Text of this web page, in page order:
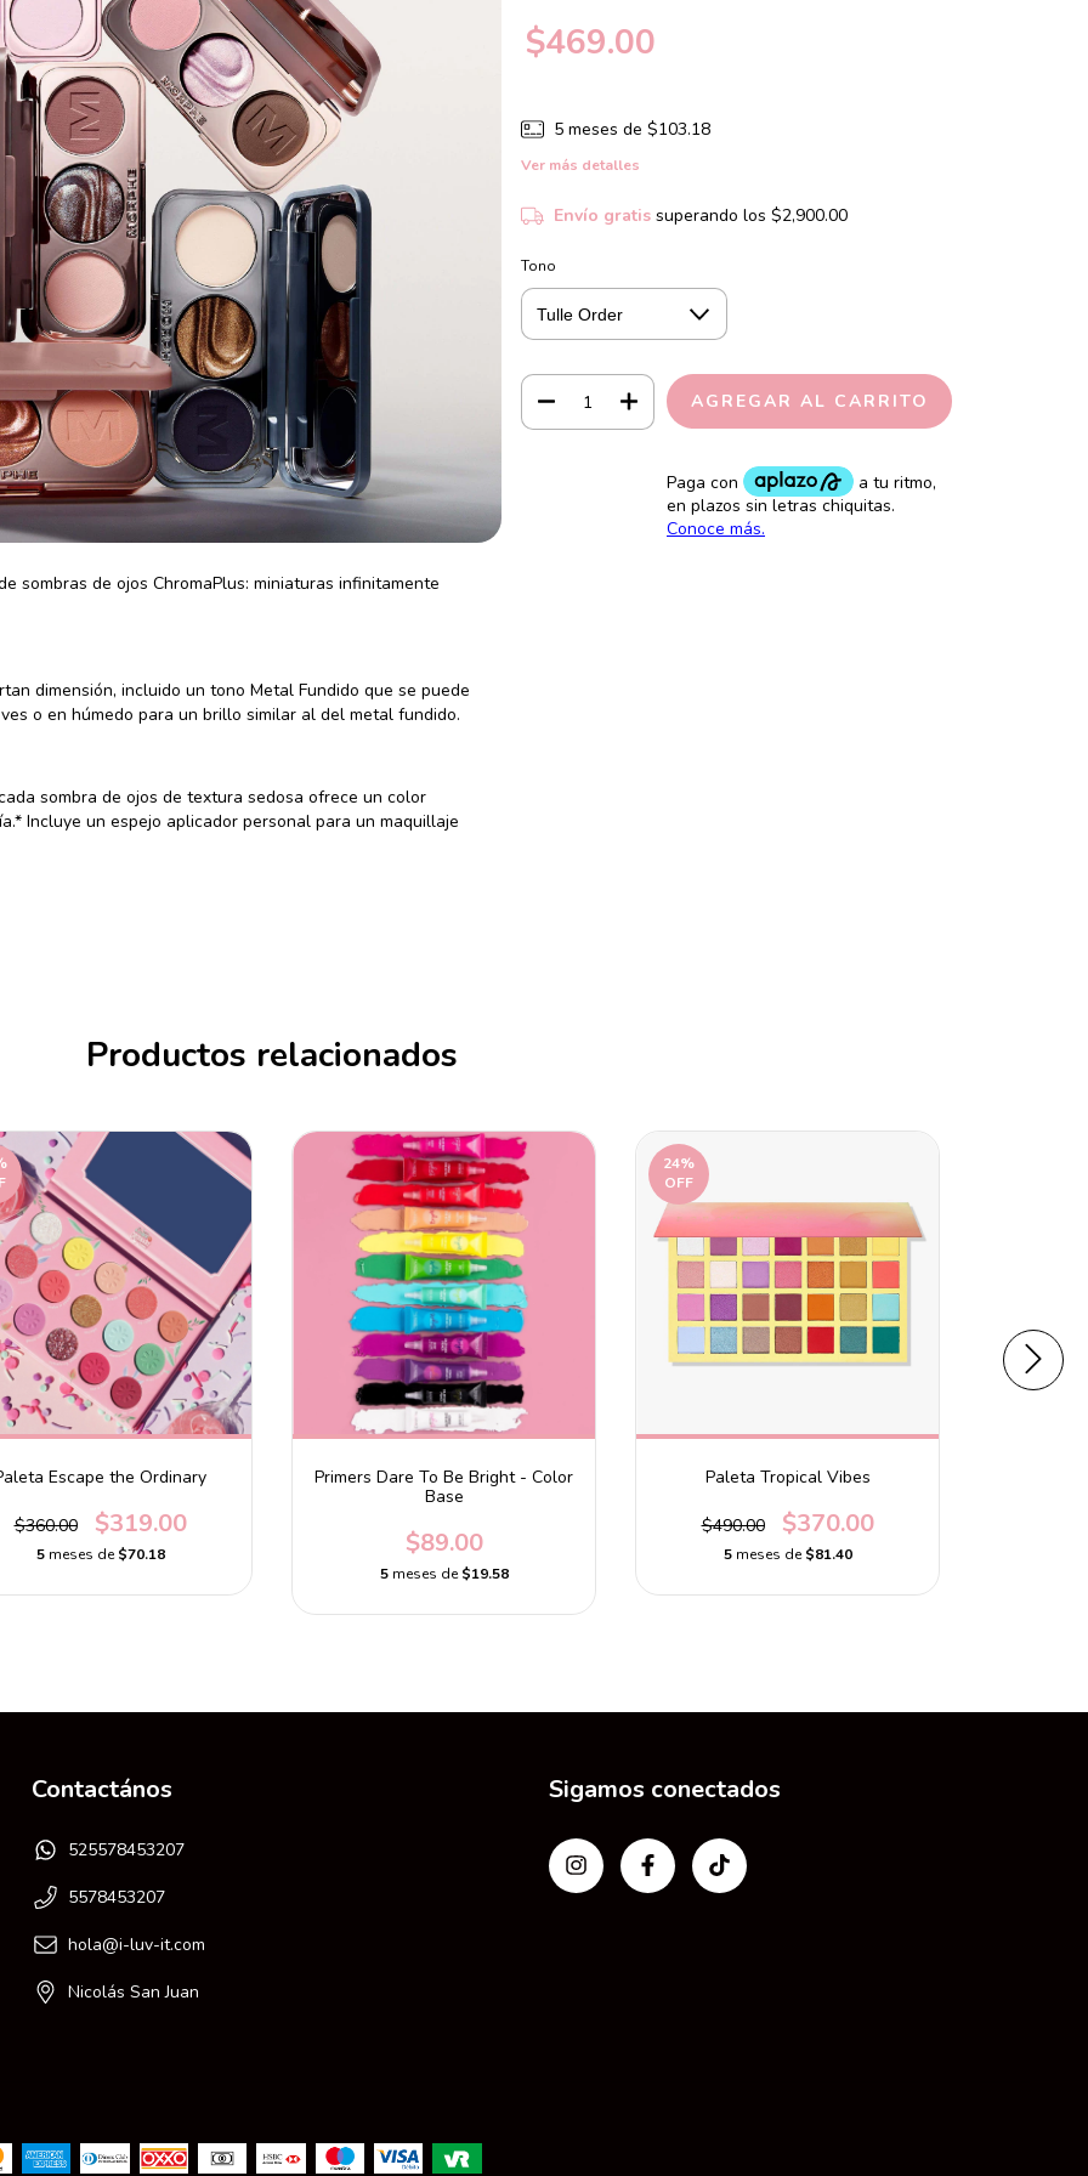
sombras de ojos ChromaPlus: miniaturas infinitamente
dimensión, incluido un tono Metal Fundido que se puede
o en húmedo para un brillo similar al del metal fundido.
sombra de ojos de textura sedosa ofrece un color
Incluye un espejo aplicador personal para un maquillaje
$469.00
5 meses de $103.18
Ver más detalles
Envío gratis superando los $2,900.00
Tono
Productos relacionados
Escape the Ordinary
$360.00 $319.00
5 meses de$70.18
Primers Dare To Be Bright - Color
Base
$89.00
5 meses de$19.58
24%
OFF
Paleta Tropical Vibes
$490.00 $370.00
5 meses de$81.40
Contactános
525578453207
5578453207
hola@i-luv-it.com
Nicolás San Juan
Sigamos conectados